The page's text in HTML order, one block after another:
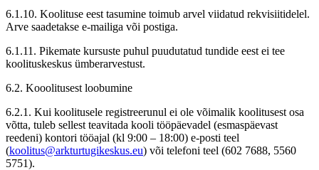
6.1.10. Koolituse eest tasumine toimub arvel viidatud rekvisiitidelel.
Arve saadetakse e-mailiga või postiga.
6.1.11. Pikemate kursuste puhul puudutatud tundide eest ei tee
koolituskeskus ümberarvestust.
6.2. Kooolitusest loobumine
6.2.1. Kui koolitusele registreerunul ei ole võimalik koolitusest osa
võtta, tuleb sellest teavitada kooli tööpäevadel (esmaspäevast
reedeni) kontori tööajal (kl 9:00 – 18:00) e-posti teel
(koolitus@arkturtugikeskus.eu) või telefoni teel (602 7688, 5560
5751).